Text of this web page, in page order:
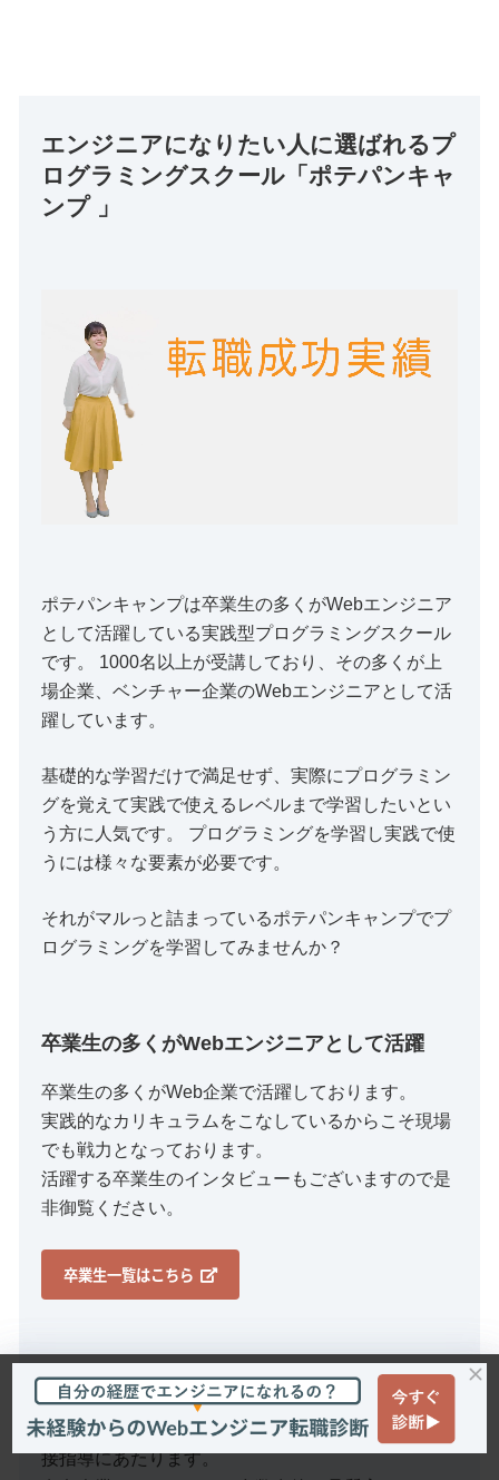
エンジニアになりたい人に選ばれるプ
ログラミングスクール「ポテパンキャ
ンプ 」
ポテパンキャンプは卒業生の多くがWebエンジニア
として活躍している実践型プログラミングスクール
です。 1000名以上が受講しており、その多くが上
場企業、ベンチャー企業のWebエンジニアとして活
躍しています。
基礎的な学習だけで満足せず、実際にプログラミン
グを覚えて実践で使えるレベルまで学習したいとい
う方に人気です。 プログラミングを学習し実践で使
うには様々な要素が必要です。
それがマルっと詰まっているポテパンキャンプでプ
ログラミングを学習してみませんか？
卒業生の多くがWebエンジニアとして活躍
卒業生の多くがWeb企業で活躍しております。
実践的なカリキュラムをこなしているからこそ現場
でも戦力となっております。
活躍する卒業生のインタビューもございますので是
非御覧ください。
卒業生一覧はこちら
経験豊富なエンジニア陣が直接指導
実践的なカリキュラムと経験豊富なエンジニアが直
接指導にあたります。